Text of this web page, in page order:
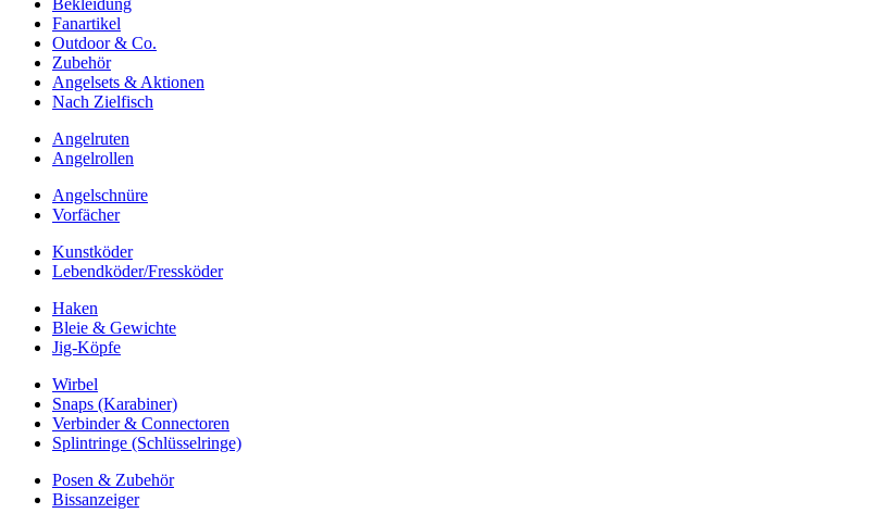
Bekleidung
Fanartikel
Outdoor & Co.
Zubehör
Angelsets & Aktionen
Nach Zielfisch
Angelruten
Angelrollen
Angelschnüre
Vorfächer
Kunstköder
Lebendköder/Fressköder
Haken
Bleie & Gewichte
Jig-Köpfe
Wirbel
Snaps (Karabiner)
Verbinder & Connectoren
Splintringe (Schlüsselringe)
Posen & Zubehör
Bissanzeiger